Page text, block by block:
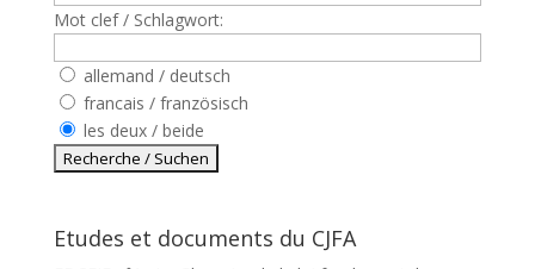
Mot clef / Schlagwort:
allemand / deutsch
francais / französisch
les deux / beide
Etudes et documents du CJFA